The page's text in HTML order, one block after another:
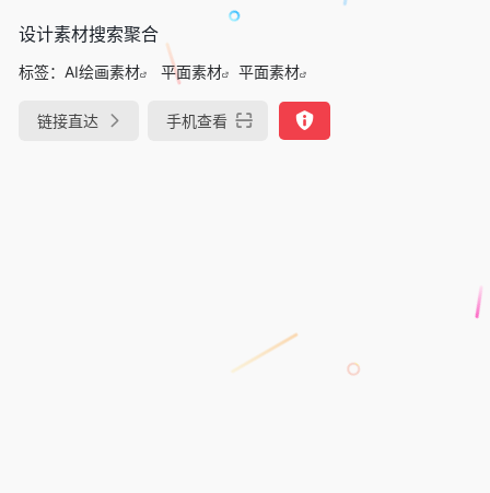
设计素材搜索聚合
标签： AI绘画素材 平面素材 平面素材
链接直达 手机查看